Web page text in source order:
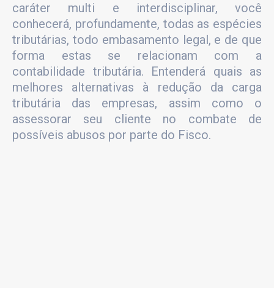
caráter multi e interdisciplinar, você
conhecerá, profundamente, todas as espécies
tributárias, todo embasamento legal, e de que
forma estas se relacionam com a
contabilidade tributária. Entenderá quais as
melhores alternativas à redução da carga
tributária das empresas, assim como o
assessorar seu cliente no combate de
possíveis abusos por parte do Fisco.